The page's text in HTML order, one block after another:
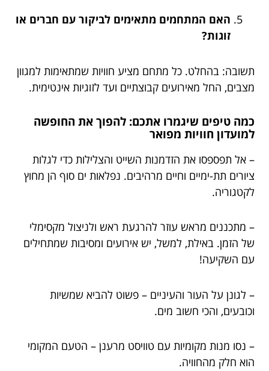
האם המתחמים מתאימים לביקור עם חברים או
זוגות?
תשובה: בהחלט. כל מתחם מציע חוויות שמתאימות למגוון
מצבים, החל מאירועים קבוצתיים ועד לזוגיות אינטימית.
כמה טיפים שיגמרו אתכם: להפוך את החופשה
למועדון חוויות מפואר
– אל תפספסו את הזדמנות השייט והצלילות כדי לגלות
ציורים תת-ימיים וחיים מרהיבים. נפלאות ים סוף הן מחוץ
לקטגוריה.
– מתכננים מראש עוזר להרגעת ראש ולניצול מקסימלי
של הזמן. באילת, למשל, יש אירועים ומסיבות שמתחילים
עם השקיעה!
– לגונן על העור והעיניים – פשוט להביא שמשיות
וכובעים, והכי חשוב מים.
– נסו מנות מקומיות עם טוויסט מרענן – הטעם המקומי
הוא חלק מהחוויה.